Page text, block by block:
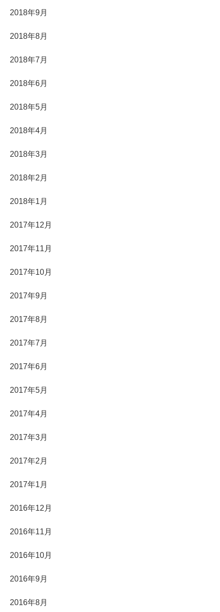
2018年9月
2018年8月
2018年7月
2018年6月
2018年5月
2018年4月
2018年3月
2018年2月
2018年1月
2017年12月
2017年11月
2017年10月
2017年9月
2017年8月
2017年7月
2017年6月
2017年5月
2017年4月
2017年3月
2017年2月
2017年1月
2016年12月
2016年11月
2016年10月
2016年9月
2016年8月